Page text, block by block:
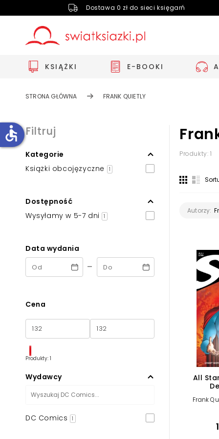
Dostawa 0 zł do sieci księgarń
KSIĄŻKI E-BOOKI
STRONA GŁÓWNA FRANK QUIETLY
Filtruj
Kategorie
Książki obcojęzyczne
1
Dostępność
Wysyłamy w 5-7 dni 1
Data wydania
-
Cena
Produkty: 1
Wydawcy
DC Comics 1
Produkty: 1
Autorzy:
All
Frank
accessible
Zwiększ rozmiar czcionki
Zmniejsz rozmiar czcionki
Pomoc w czytaniu
Podkreślenie linków